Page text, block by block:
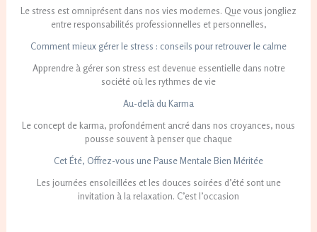
Le stress est omniprésent dans nos vies modernes. Que vous jongliez
entre responsabilités professionnelles et personnelles,
Comment mieux gérer le stress : conseils pour retrouver le calme
Apprendre à gérer son stress est devenue essentielle dans notre
société où les rythmes de vie
Au-delà du Karma
Le concept de karma, profondément ancré dans nos croyances, nous
pousse souvent à penser que chaque
Cet Été, Offrez-vous une Pause Mentale Bien Méritée
Les journées ensoleillées et les douces soirées d’été sont une
invitation à la relaxation. C’est l’occasion